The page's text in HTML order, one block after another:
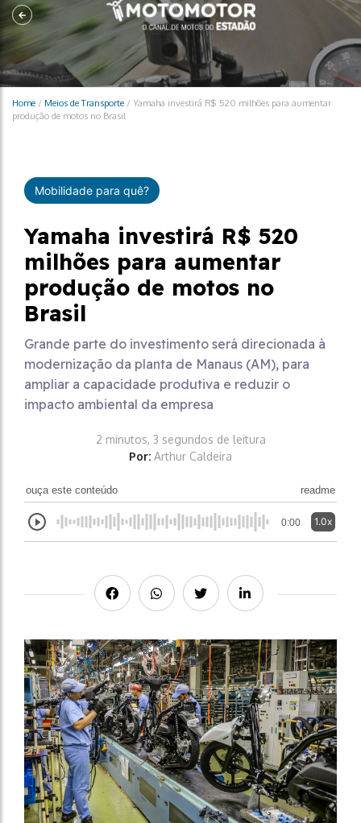
Home / Meios de Transporte / Yamaha investirá R$ 520 milhões para aumentar
produção de motos no Brasil
Mobilidade para quê?
Yamaha investirá R$ 520
milhões para aumentar
produção de motos no
Brasil
Grande parte do investimento será direcionada à
modernização da planta de Manaus (AM), para
ampliar a capacidade produtiva e reduzir o
impacto ambiental da empresa
2 minutos, 3 segundos de leitura
Por: Arthur Caldeira
ouça este conteúdo readme
0:00 1.0x